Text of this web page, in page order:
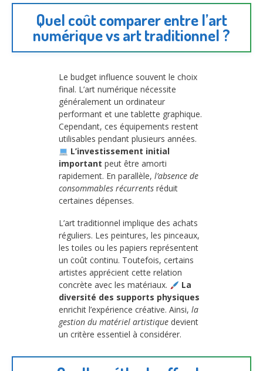
Quel coût comparer entre l’art
numérique vs art traditionnel ?
Le budget influence souvent le choix
final. L’art numérique nécessite
généralement un ordinateur
performant et une tablette graphique.
Cependant, ces équipements restent
utilisables pendant plusieurs années.
L’investissement initial
important peut être amorti
rapidement. En parallèle, l’absence de
consommables récurrents réduit
certaines dépenses.
L’art traditionnel implique des achats
réguliers. Les peintures, les pinceaux,
les toiles ou les papiers représentent
un coût continu. Toutefois, certains
artistes apprécient cette relation
concrète avec les matériaux.
La
diversité des supports physiques
enrichit l’expérience créative. Ainsi, la
gestion du matériel artistique devient
un critère essentiel à considérer.